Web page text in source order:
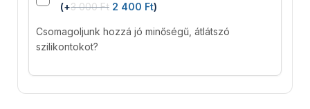
(+3 000Ft 2 400 Ft)
Csomagoljunk hozzá jó minőségű, átlátszó
szilikontokot?